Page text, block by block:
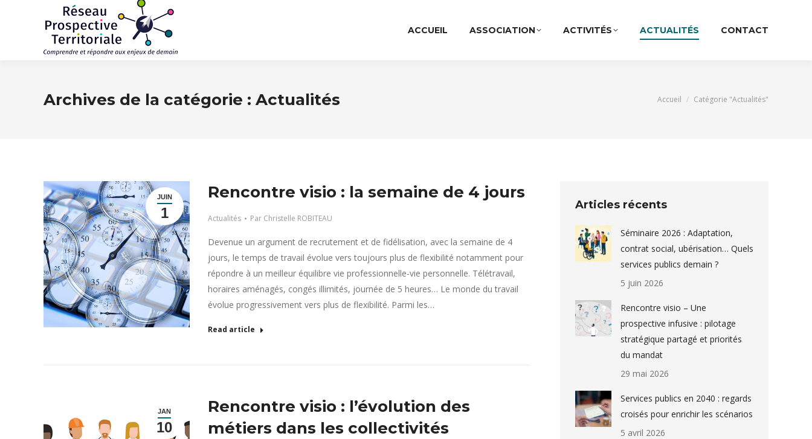
ACCUEIL ASSOCIATION ACTIVITÉS ACTUALITÉS CONTACT
Archives de la catégorie : Actualités Vous êtes ici :
Accueil Catégorie "Actualités"
JUIN
1
Rencontre visio : la semaine de 4 jours
Actualités Par Christelle ROBITEAU
Devenue un argument de recrutement et de fidélisation, avec la semaine de 4
jours, le temps de travail évolue vers toujours plus de flexibilité notamment pour
répondre à un meilleur équilibre vie professionnelle-vie personnelle. Télétravail,
horaires aménagés, congés illimités, journée de 5 heures… Le monde du travail
évolue progressivement vers plus de flexibilité. Parmi les…
Read article
JAN
10
Rencontre visio : l’évolution des
métiers dans les collectivités
Articles récents
Séminaire 2026 : Adaptation,
contrat social, ubérisation… Quels
services publics demain ?
5 juin 2026
Rencontre visio – Une
prospective infusive : pilotage
stratégique partagé et priorités
du mandat
29 mai 2026
Services publics en 2040 : regards
croisés pour enrichir les scénarios
5 avril 2026